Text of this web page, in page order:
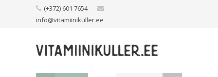
(+372) 601 7654
info@vitamiinikuller.ee